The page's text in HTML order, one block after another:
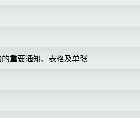
重要通知、表格及单张